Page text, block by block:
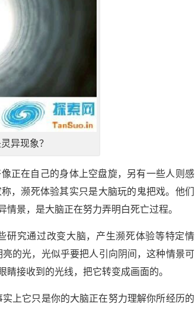
异现象？
正在自己的身体上空盘旋，另有一些人则感
，濒死体验其实只是大脑玩的鬼把戏。他们
景，是大脑正在努力弄明白死亡过程。
研究通过改变大脑，产生濒死体验等特定情
的光，光似乎要把人引向阴间，这种情景可
接收到的光线，把它转变成画面的。
上它只是你的大脑正在努力理解你所经历的